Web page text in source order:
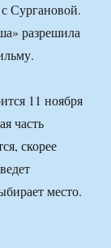
Сургановой.
разрешила
11 ноября
часть
скорее
место.